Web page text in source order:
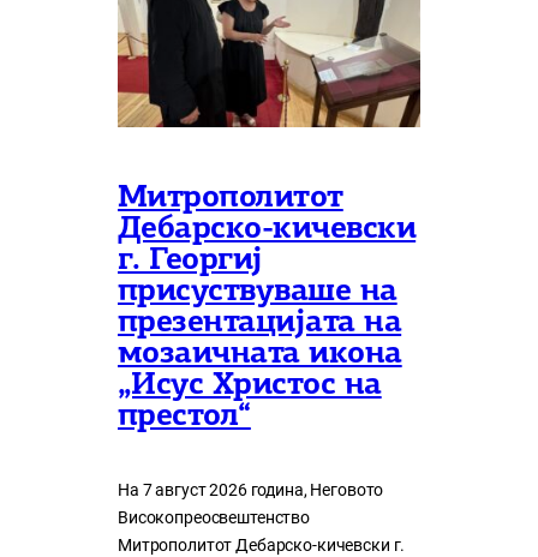
Митрополитот
Дебарско-кичевски
г. Георгиј
присуствуваше на
презентацијата на
мозаичната икона
„Исус Христос на
престол“
На 7 август 2026 година, Неговото
Високопреосвештенство
Митрополитот Дебарско-кичевски г.